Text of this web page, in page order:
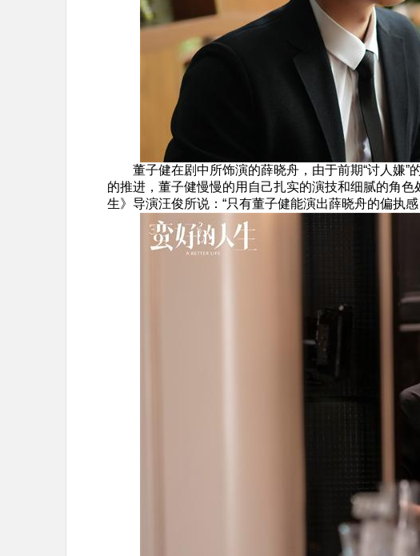
董子健在剧中所饰演的薛晓舟，由于前期“讨人嫌”
的推进，董子健慢慢的用自己扎实的演技和细腻的角
生》导演汪俊所说：“只有董子健能演出薛晓舟的偏执